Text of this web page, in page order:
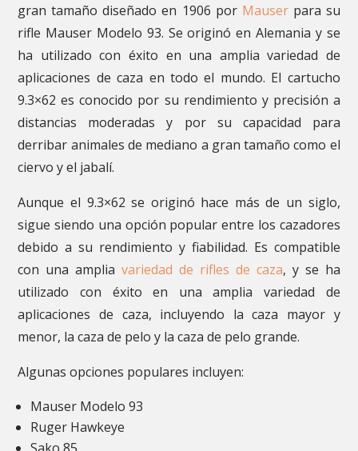
gran tamaño diseñado en 1906 por Mauserpara su
rifle Mauser Modelo 93. Se originó en Alemania y se
ha utilizado con éxito en una amplia variedad de
aplicaciones de caza en todo el mundo. El cartucho
9.3×62 es conocido por su rendimiento y precisión a
distancias moderadas y por su capacidad para
derribar animales de mediano a gran tamaño como el
ciervo y el jabalí.
Aunque el 9.3×62 se originó hace más de un siglo,
sigue siendo una opción popular entre los cazadores
debido a su rendimiento y fiabilidad. Es compatible
con una ampliavariedad de rifles de caza, y se ha
utilizado con éxito en una amplia variedad de
aplicaciones de caza, incluyendo la caza mayor y
menor, la caza de pelo y la caza de pelo grande.
Algunas opciones populares incluyen:
Mauser Modelo 93
Ruger Hawkeye